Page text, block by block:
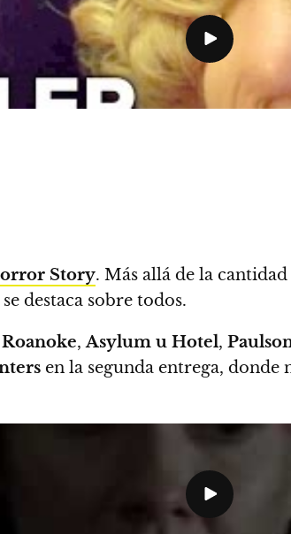
Story. Más allá de la
destaca sobre todos.
Roanoke,Asylum u Hotel,
en la segunda entrega, donde